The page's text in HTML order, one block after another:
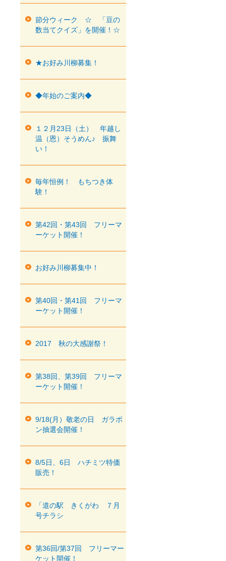
節分ウィーク ☆ 「豆の
数当てクイズ」を開催！☆
★お好み川柳募集！
◆年始のご案内◆
１２月23日（土） 年越し
温（恩）そうめん♪ 振舞
い！
毎年恒例！ もちつき体
験！
第42回・第43回 フリーマ
ーケット開催！
お好み川柳募集中！
第40回・第41回 フリーマ
ーケット開催！
2017 秋の大感謝祭！
第38回、第39回 フリーマ
ーケット開催！
9/18(月）敬老の日 ガラポ
ン抽選会開催！
8/5日、6日 ハチミツ特価
販売！
「道の駅 きくがわ ７月
号チラシ
第36回/第37回 フリーマー
ケット開催！